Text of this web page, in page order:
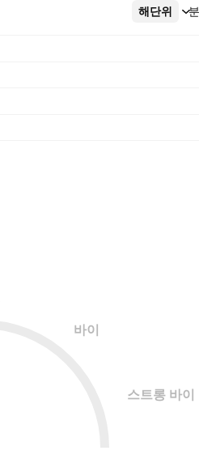
해단위
더보기
바이
스트롱 바이